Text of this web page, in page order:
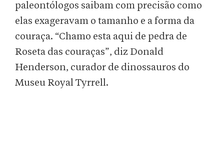
paleontólogos saibam com precisão como
elas exageravam o tamanho e a forma da
couraça. “Chamo esta aqui de pedra de
Roseta das couraças”, diz Donald
Henderson, curador de dinossauros do
Museu Royal Tyrrell.